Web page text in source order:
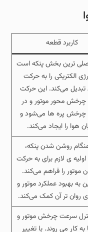
کاربرد قطعه
ترین بخش پنکه است
الکتریکی را به حرکت
تبدیل می‌کند. این حرکت
محور موتور و در
چرخش پره‌ ها می‌شود و
هوا را ایجاد می‌کند.
روشن شدن پنکه،
ی لازم برای به حرکت
موتور را فراهم می‌کند.
به بهبود عملکرد موتور و
روان‌ تر آن کمک می‌کند.
سرعت چرخش موتور و
به کار می‌ روند. با تغییر